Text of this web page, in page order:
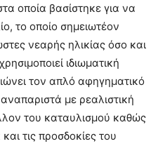
οποία βασίστηκε για να
το οποίο σημειωτέον
νεαρής ηλικίας όσο και
ιδιωματική
τον απλό αφηγηματικό
με ρεαλιστική
του καταυλισμού καθώς
τις προσδοκίες του